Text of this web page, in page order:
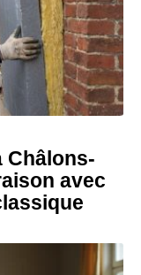
Châlons-
avec